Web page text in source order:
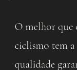
O melhor que
ciclismo tem
qualidade